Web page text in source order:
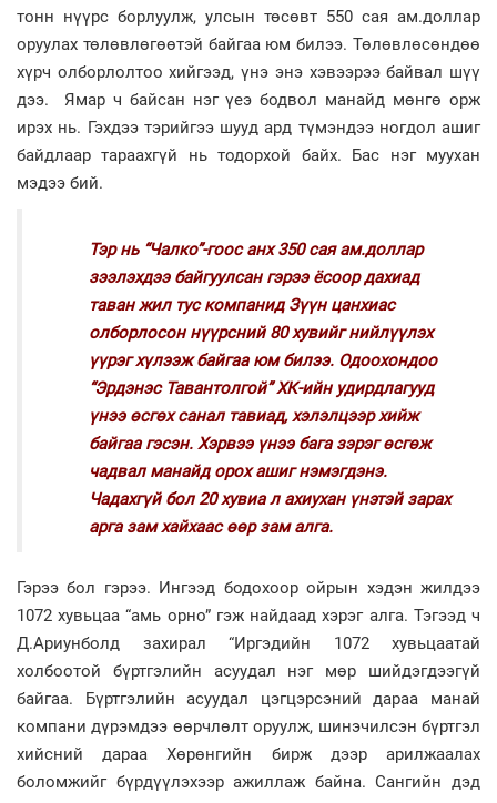
тонн нүүрс борлуулж, улсын төсөвт 550 сая ам.доллар
оруулах төлөвлөгөөтэй байгаа юм билээ. Төлөвлөсөндөө
хүрч олборлолтоо хийгээд, үнэ энэ хэвээрээ байвал шүү
дээ. Ямар ч байсан нэг үеэ бодвол манайд мөнгө орж
ирэх нь. Гэхдээ тэрийгээ шууд ард түмэндээ ногдол ашиг
байдлаар тараахгүй нь тодорхой байх. Бас нэг муухан
мэдээ бий.
Тэр нь “Чалко”-гоос анх 350 сая ам.доллар
зээлэхдээ байгуулсан гэрээ ёсоор дахиад
таван жил тус компанид Зүүн цанхиас
олборлосон нүүрсний 80 хувийг нийлүүлэх
үүрэг хүлээж байгаа юм билээ. Одоохондоо
“Эрдэнэс Тавантолгой” ХК-ийн удирдлагууд
үнээ өсгөх санал тавиад, хэлэлцээр хийж
байгаа гэсэн. Хэрвээ үнээ бага зэрэг өсгөж
чадвал манайд орох ашиг нэмэгдэнэ.
Чадахгүй бол 20 хувиа л ахиухан үнэтэй зарах
арга зам хайхаас өөр зам алга.
Гэрээ бол гэрээ. Ингээд бодохоор ойрын хэдэн жилдээ
1072 хувьцаа “амь орно” гэж найдаад хэрэг алга. Тэгээд ч
Д.Ариунболд захирал “Иргэдийн 1072 хувьцаатай
холбоотой бүртгэлийн асуудал нэг мөр шийдэгдээгүй
байгаа. Бүртгэлийн асуудал цэгцэрсэний дараа манай
компани дүрэмдээ өөрчлөлт оруулж, шинэчилсэн бүртгэл
хийсний дараа Хөрөнгийн бирж дээр арилжаалах
боломжийг бүрдүүлэхээр ажиллаж байна. Сангийн дэд